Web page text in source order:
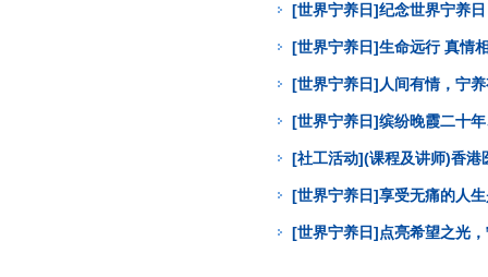
[世界宁养日]纪念世界宁养
[世界宁养日]生命远行 真情
[世界宁养日]人间有情，宁
[世界宁养日]缤纷晚霞二十
[社工活动](课程及讲师)香
[世界宁养日]享受无痛的人
[世界宁养日]点亮希望之光